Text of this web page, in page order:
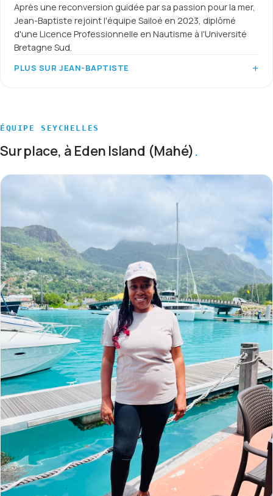
Après une reconversion guidée par sa passion pour la mer,
Jean-Baptiste rejoint l'équipe Sailoé en 2023, diplômé
d'une Licence Professionnelle en Nautisme à l'Université
Bretagne Sud.
PLUS SUR JEAN-BAPTISTE
ÉQUIPE SEYCHELLES
Sur place, à Eden Island (Mahé)